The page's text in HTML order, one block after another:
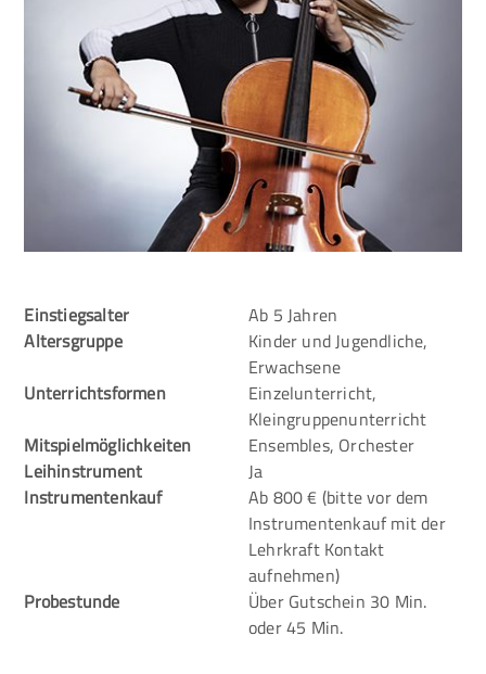
Einstiegsalter
Ab 5 Jahren
Altersgruppe
Kinder und Jugendliche,
Erwachsene
Unterrichtsformen
Einzelunterricht,
Kleingruppenunterricht
Mitspielmöglichkeiten
Ensembles, Orchester
Leihinstrument
Ja
Instrumentenkauf
Ab 800 € (bitte vor dem
Instrumentenkauf mit der
Lehrkraft Kontakt
aufnehmen)
Probestunde
Über Gutschein 30 Min.
oder 45 Min.